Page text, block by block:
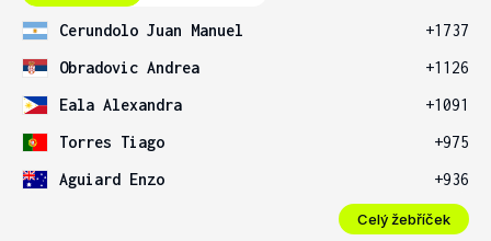
Cerundolo Juan Manuel
+1737
Obradovic Andrea
+1126
Eala Alexandra
+1091
Torres Tiago
+975
Aguiard Enzo
+936
Celý žebříček